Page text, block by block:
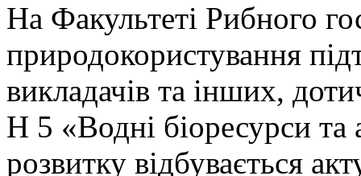
На Факультеті Рибного
природокористування
викладачів та інших,
Н 5 «Водні біоресурси
розвитку відбувається